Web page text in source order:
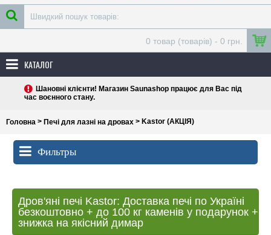
0 товар (товарів) - 0 грн.
КАТАЛОГ
Шановні клієнти! Магазин Saunashop працює для Вас під
час воєнного стану.
Головна > Печі для лазні на дровах > Kastor (АКЦІЯ)
Фильтры
Дров'яні печі Kastor: Доставка печі по Україні
безкоштовно + до 100 кг каменів у подарунок +
знижка на якісний димар